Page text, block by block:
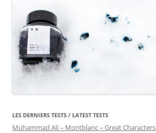
LES DERNIERS TESTS / LATEST TESTS
Muhammad Ali – Montblanc – Great Characters